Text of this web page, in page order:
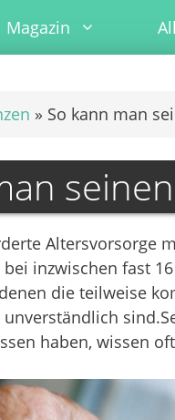
Magazin
» So kann man
Altersvorsorge
inzwischen fast
die teilweise
haben, wissen